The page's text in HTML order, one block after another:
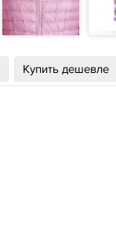
Купить дешевле